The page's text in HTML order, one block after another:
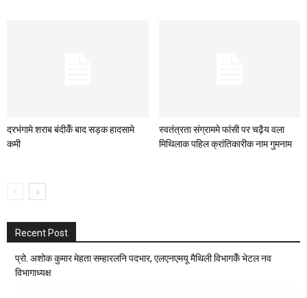
दरभंगामे शराब बंदीकेँ बाद सड़क हादसामे
कमी
स्वतंत्रता संग्राममे फांसी पर चढ़ैय वला
मिथिलाक पहिल क्रांतिकारीक नाम गुमनाम
Recent Post
प्रो. अशोक कुमार मेहता सम्हारलनि पदभार, एलएनएमयू मैथिली विभागकेँ भेटल नव
विभागाध्यक्ष